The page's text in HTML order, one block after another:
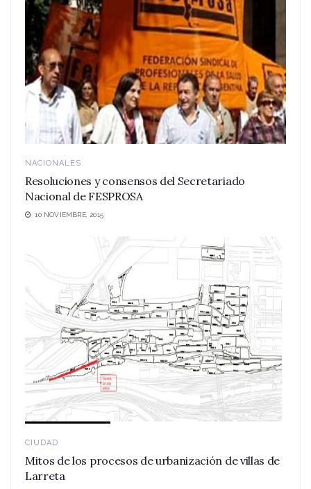
NACIONALES
Resoluciones y consensos del Secretariado
Nacional de FESPROSA
10 NOVIEMBRE, 2015
CIUDAD
Mitos de los procesos de urbanización de villas de
Larreta